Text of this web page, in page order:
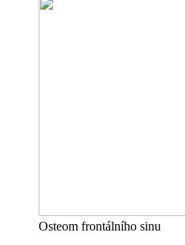
Osteom frontálního sinu